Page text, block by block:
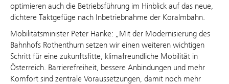
optimieren auch die Betriebsführung im Hinblick auf das neue,
dichtere Taktgefüge nach Inbetriebnahme der Koralmbahn.
Mobilitätsminister Peter Hanke: „Mit der Modernisierung des
Bahnhofs Rothenthurn setzen wir einen weiteren wichtigen
Schritt für eine zukunftsfitte, klimafreundliche Mobilität in
Österreich. Barrierefreiheit, bessere Anbindungen und mehr
Komfort sind zentrale Voraussetzungen, damit noch mehr